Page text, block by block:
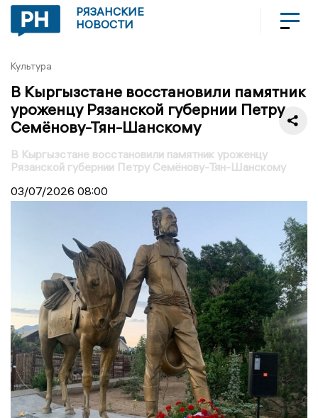
РЯЗАНСКИЕ
НОВОСТИ
Культура
В Кыргызстане восстановили памятник
уроженцу Рязанской губернии Петру
Семёнову-Тян-Шанскому
В Кыргызстане восстановили памятник уроженцу
Рязанской губернии Петру Семёнову-Тян-Шанскому
03/07/2026 08:00